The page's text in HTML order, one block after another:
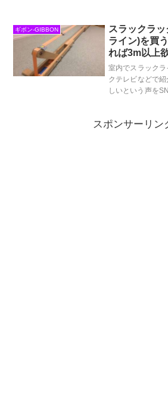
安心ください。
ギボン-GIBBON
スラックラ
ライン)を買
れば3m以上
室内でスラック
クテレビなどで
しいという声を
もあれ高いんだ
スポンサーリン